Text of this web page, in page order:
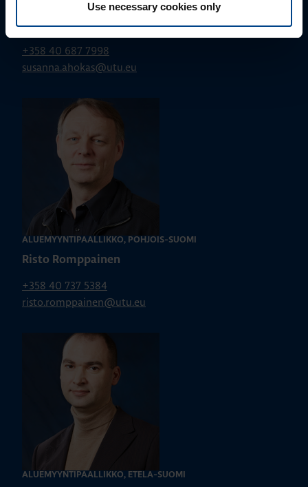
Use necessary cookies only
ALUEMYYNTIPÄÄLLIKKÖ, ITÄ-SUOMI
Susanna Ahokas
+358 40 687 7998
susanna.ahokas@utu.eu
ALUEMYYNTIPÄÄLLIKKÖ, POHJOIS-SUOMI
Risto Romppainen
+358 40 737 5384
risto.romppainen@utu.eu
ALUEMYYNTIPÄÄLLIKKÖ, ETELÄ-SUOMI